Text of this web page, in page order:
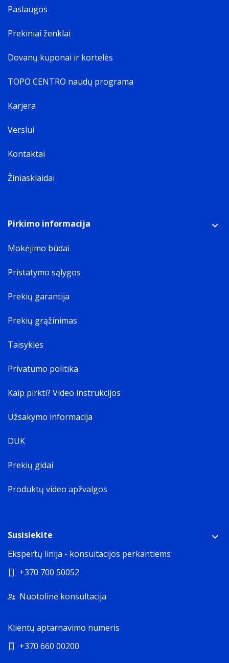
Paslaugos
Prekiniai ženklai
Dovanų kuponai ir kortelės
TOPO CENTRO naudų programa
Karjera
Verslui
Kontaktai
Žiniasklaidai
Pirkimo informacija
Mokėjimo būdai
Pristatymo sąlygos
Prekių garantija
Prekių grąžinimas
Taisyklės
Privatumo politika
Kaip pirkti? Video instrukcijos
Užsakymo informacija
DUK
Prekių gidai
Produktų video apžvalgos
Susisiekite
Ekspertų linija - konsultacijos perkantiems
+370 700 50052
Nuotolinė konsultacija
Klientų aptarnavimo numeris
+370 660 00200